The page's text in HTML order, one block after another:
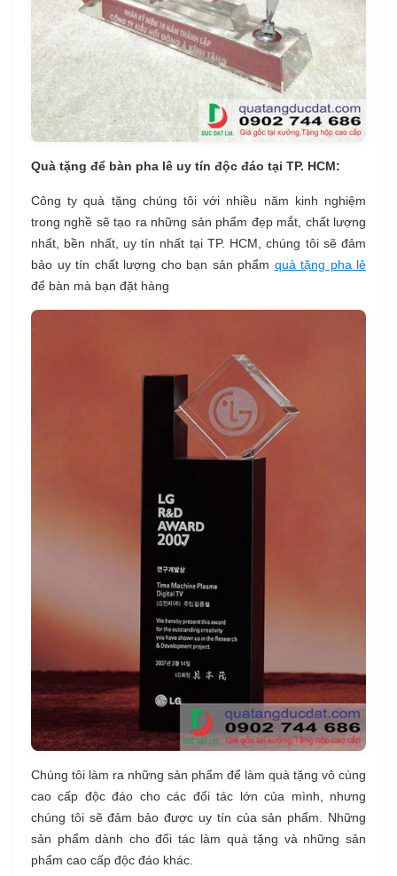
Quà tặng để bàn pha lê uy tín độc đáo tại TP. HCM:
Công ty quà tặng chúng tôi với nhiều năm kinh nghiệm
trong nghề sẽ tạo ra những sản phẩm đẹp mắt, chất lượng
nhất, bền nhất, uy tín nhất tại TP. HCM, chúng tôi sẽ đảm
bảo uy tín chất lượng cho bạn sản phẩm quà tặng pha lê
để bàn mà bạn đặt hàng
Chúng tôi làm ra những sản phẩm để làm quà tặng vô cùng
cao cấp độc đáo cho các đối tác lớn của mình, nhưng
chúng tôi sẽ đảm bảo được uy tín của sản phẩm. Những
sản phẩm dành cho đối tác làm quà tặng và những sản
phẩm cao cấp độc đáo khác.